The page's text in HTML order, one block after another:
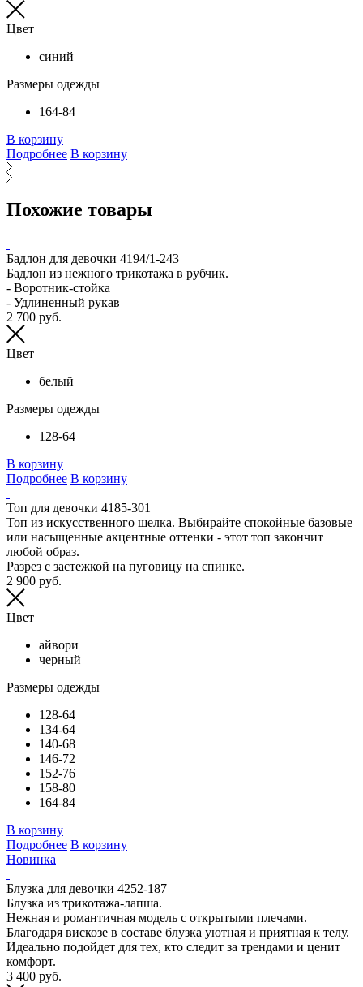
Цвет
синий
Размеры одежды
164-84
В корзину
Подробнее В корзину
Похожие товары
Бадлон для девочки 4194/1-243
Бадлон из нежного трикотажа в рубчик.
- Воротник-стойка
- Удлиненный рукав
2 700 руб.
Цвет
белый
Размеры одежды
128-64
В корзину
Подробнее В корзину
Топ для девочки 4185-301
Топ из искусственного шелка. Выбирайте спокойные базовые
или насыщенные акцентные оттенки - этот топ закончит
любой образ.
Разрез с застежкой на пуговицу на спинке.
2 900 руб.
Цвет
айвори
черный
Размеры одежды
128-64
134-64
140-68
146-72
152-76
158-80
164-84
В корзину
Подробнее В корзину
Новинка
Блузка для девочки 4252-187
Блузка из трикотажа-лапша.
Нежная и романтичная модель с открытыми плечами.
Благодаря вискозе в составе блузка уютная и приятная к телу.
Идеально подойдет для тех, кто следит за трендами и ценит
комфорт.
3 400 руб.